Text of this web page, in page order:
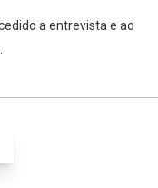
a entrevista e ao